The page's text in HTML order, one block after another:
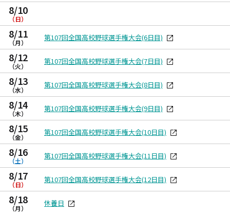
8/10
（日）
8/11
（月）
第107回全国高校野球選手権大会(6日目)
8/12
（火）
第107回全国高校野球選手権大会(7日目)
8/13
（水）
第107回全国高校野球選手権大会(8日目)
8/14
（木）
第107回全国高校野球選手権大会(9日目)
8/15
（金）
第107回全国高校野球選手権大会(10日目)
8/16
（土）
第107回全国高校野球選手権大会(11日目)
8/17
（日）
第107回全国高校野球選手権大会(12日目)
8/18
（月）
休養日